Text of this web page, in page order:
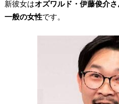
新彼女はオズワルド・伊藤俊介
一般の女性です。